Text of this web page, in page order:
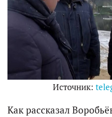
Источник:
Как рассказал